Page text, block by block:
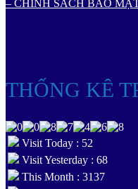
– CHÍNH SÁCH BẢO
THỐNG KÊ
Visit Today : 52
Visit Yesterday : 68
This Month : 3137